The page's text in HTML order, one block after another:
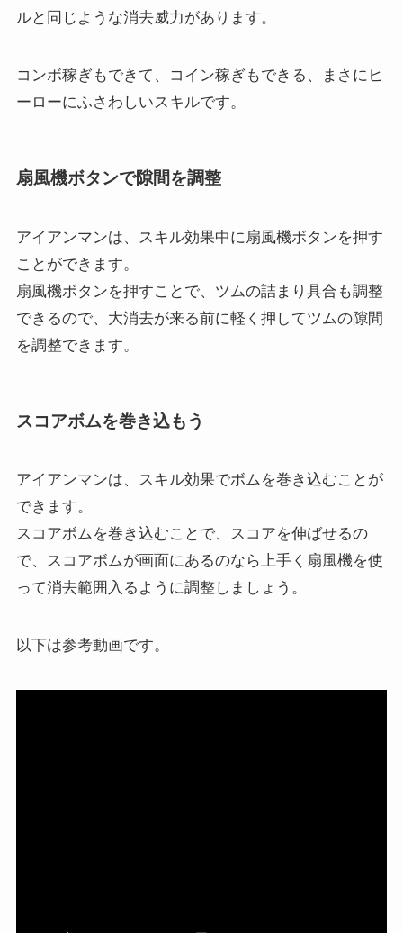
ルと同じような消去威力があります。
コンボ稼ぎもできて、コイン稼ぎもできる、まさにヒ
ーローにふさわしいスキルです。
扇風機ボタンで隙間を調整
アイアンマンは、スキル効果中に扇風機ボタンを押す
ことができます。
扇風機ボタンを押すことで、ツムの詰まり具合も調整
できるので、大消去が来る前に軽く押してツムの隙間
を調整できます。
スコアボムを巻き込もう
アイアンマンは、スキル効果でボムを巻き込むことが
できます。
スコアボムを巻き込むことで、スコアを伸ばせるの
で、スコアボムが画面にあるのなら上手く扇風機を使
って消去範囲入るように調整しましょう。
以下は参考動画です。